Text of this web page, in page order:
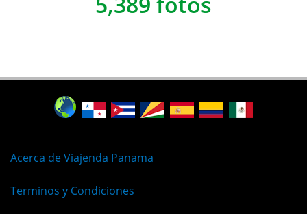
Acerca de Viajenda Panama
Terminos y Condiciones